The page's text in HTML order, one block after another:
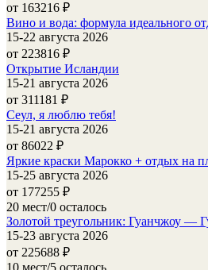
от 163216 ₽
Вино и вода: формула идеального
15-22 августа 2026
от 223816 ₽
Открытие Исландии
15-21 августа 2026
от 311181 ₽
Сеул, я люблю тебя!
15-21 августа 2026
от 86022 ₽
Яркие краски Марокко + отдых на
15-25 августа 2026
от 177255 ₽
20 мест/0 осталось
Золотой треугольник: Гуанчжоу —
15-23 августа 2026
от 225688 ₽
10 мест/5 осталось